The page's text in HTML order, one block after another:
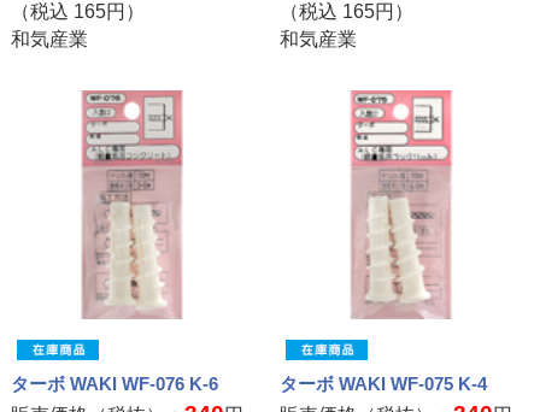
（税込 165円）
和気産業
（税込 165円）
和気産業
ターボ WAKI WF-076 K-6
ターボ WAKI WF-075 K-4